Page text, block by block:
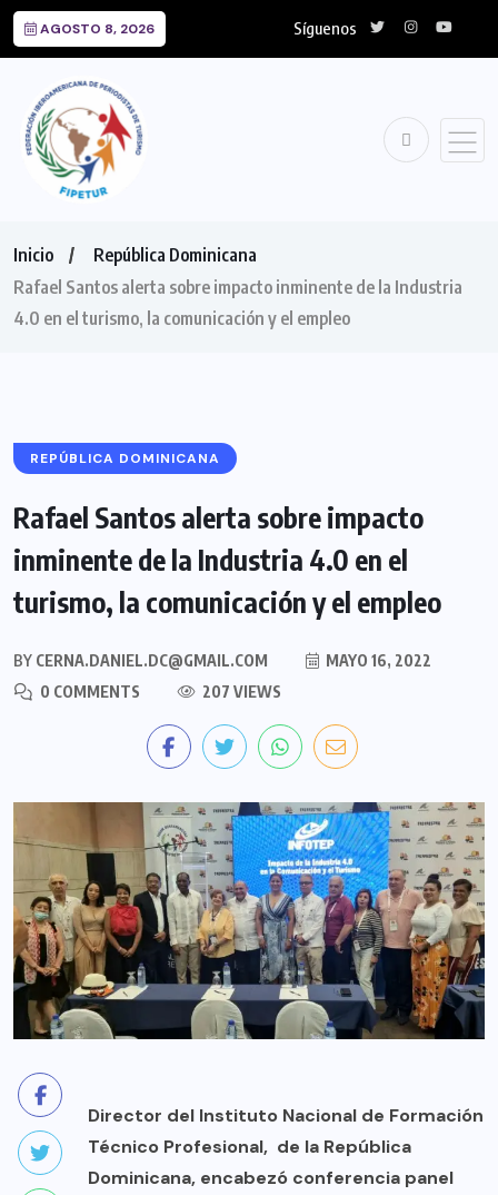
AGOSTO 8, 2026 Síguenos
Inicio
República Dominicana
Rafael Santos alerta sobre impacto inminente de la Industria
4.0 en el turismo, la comunicación y el empleo
REPÚBLICA DOMINICANA
Rafael Santos alerta sobre impacto
inminente de la Industria 4.0 en el
turismo, la comunicación y el empleo
BY CERNA.DANIEL.DC@GMAIL.COM
MAYO 16, 2022
0 COMMENTS
207 VIEWS
Director del Instituto Nacional de Formación
Técnico Profesional, de la República
Dominicana, encabezó conferencia panel